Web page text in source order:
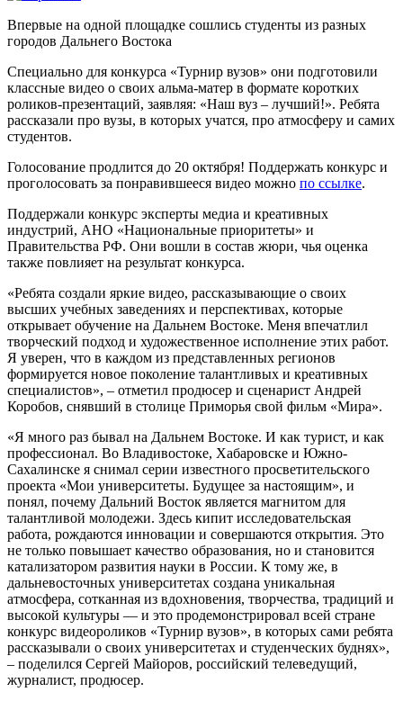
Впервые на одной площадке сошлись студенты из разных
городов Дальнего Востока
Специально для конкурса «‎Турнир вузов»‎ они подготовили
классные видео о своих альма-матер в формате коротких
роликов-презентаций, заявляя: «Наш вуз – лучший!». Ребята
рассказали про вузы, в которых учатся, про атмосферу и самих
студентов.
Голосование продлится до 20 октября! Поддержать конкурс и
проголосовать за понравившееся видео можно по ссылке.
Поддержали конкурс эксперты медиа и креативных
индустрий, АНО «Национальные приоритеты» и
Правительства РФ. Они вошли в состав жюри, чья оценка
также повлияет на результат конкурса.
«Ребята создали яркие видео, рассказывающие о своих
высших учебных заведениях и перспективах, которые
открывает обучение на Дальнем Востоке. Меня впечатлил
творческий подход и художественное исполнение этих работ.
Я уверен, что в каждом из представленных регионов
формируется новое поколение талантливых и креативных
специалистов», – отметил продюсер и сценарист Андрей
Коробов, снявший в столице Приморья свой фильм «Мира».
«Я много раз бывал на Дальнем Востоке. И как турист, и как
профессионал. Во Владивостоке, Хабаровске и Южно-
Сахалинске я снимал серии известного просветительского
проекта «Мои университеты. Будущее за настоящим», и
понял, почему Дальний Восток является магнитом для
талантливой молодежи. Здесь кипит исследовательская
работа, рождаются инновации и совершаются открытия. Это
не только повышает качество образования, но и становится
катализатором развития науки в России. К тому же, в
дальневосточных университетах создана уникальная
атмосфера, сотканная из вдохновения, творчества, традиций и
высокой культуры — и это продемонстрировал всей стране
конкурс видеороликов «Турнир вузов», в которых сами ребята
рассказывали о своих университетах и студенческих буднях»,
– поделился Сергей Майоров, российский телеведущий,
журналист, продюсер.